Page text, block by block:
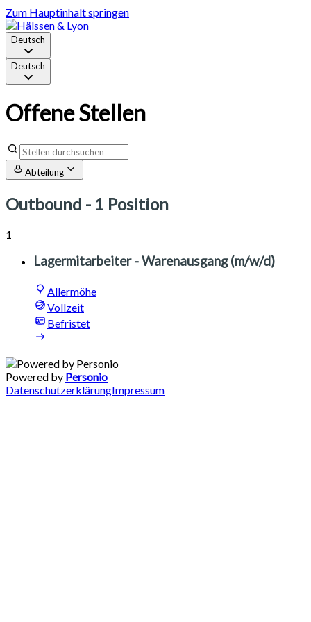
Zum Hauptinhalt springen
Deutsch
Deutsch
Offene Stellen
Abteilung
Outbound - 1 Position
1
Lagermitarbeiter - Warenausgang (m/w/d)
Allermöhe
Vollzeit
Befristet
Powered by Personio
DatenschutzerklärungImpressum